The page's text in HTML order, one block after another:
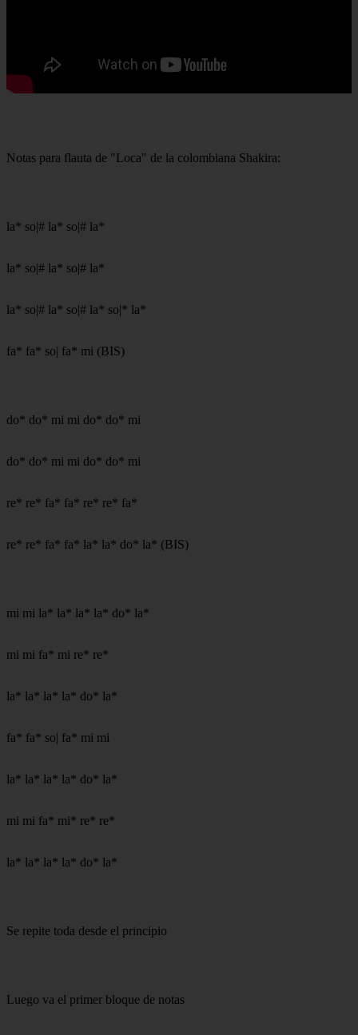
Notas para flauta de "Loca" de la colombiana Shakira:
la* so|# la* so|# la*
la* so|# la* so|# la*
la* so|# la* so|# la* so|* la*
fa* fa* so| fa* mi (BIS)
do* do* mi mi do* do* mi
do* do* mi mi do* do* mi
re* re* fa* fa* re* re* fa*
re* re* fa* fa* la* la* do* la* (BIS)
mi mi la* la* la* la* do* la*
mi mi fa* mi re* re*
la* la* la* la* do* la*
fa* fa* so| fa* mi mi
la* la* la* la* do* la*
mi mi fa* mi* re* re*
la* la* la* la* do* la*
Se repite toda desde el principio
Luego va el primer bloque de notas